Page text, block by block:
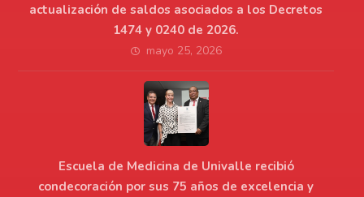
actualización de saldos asociados a los Decretos
1474 y 0240 de 2026.
mayo 25, 2026
Escuela de Medicina de Univalle recibió
condecoración por sus 75 años de excelencia y